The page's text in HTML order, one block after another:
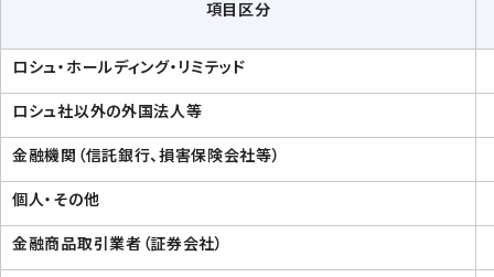
項目区分
ロシュ・ホールディング・リミテッド
ロシュ社以外の外国法人等
金融機関（信託銀行、損害保険会社等）
個人・その他
金融商品取引業者（証券会社）